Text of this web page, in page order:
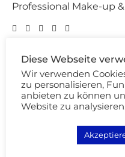
Professional Make-up
DAS KÖNNTE
Diese Webseite
Wir verwenden
zu personalisieren,
anbieten zu können
Website zu